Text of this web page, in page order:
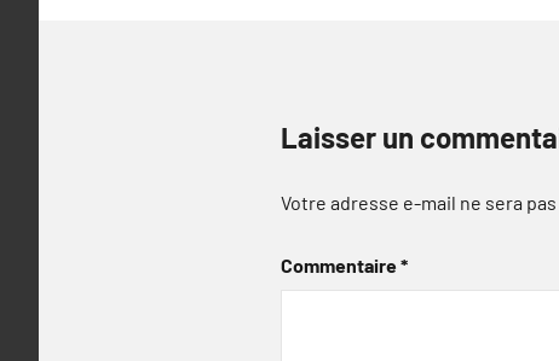
Laisser un
Votre adresse e-mail ne sera pas
Commentaire*